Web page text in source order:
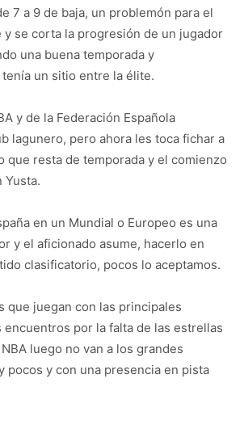
7 a 9 de baja, un problemón para el
y se corta la progresión de un jugador
una buena temporada y
un sitio entre la élite.
y de la Federación Española
lagunero, pero ahora les toca fichar a
que resta de temporada y el comienzo
Yusta.
en un Mundial o Europeo es una
y el aficionado asume, hacerlo en
clasificatorio, pocos lo aceptamos.
que juegan con las principales
por la falta de las estrellas
luego no van a los grandes
pocos y con una presencia en pista